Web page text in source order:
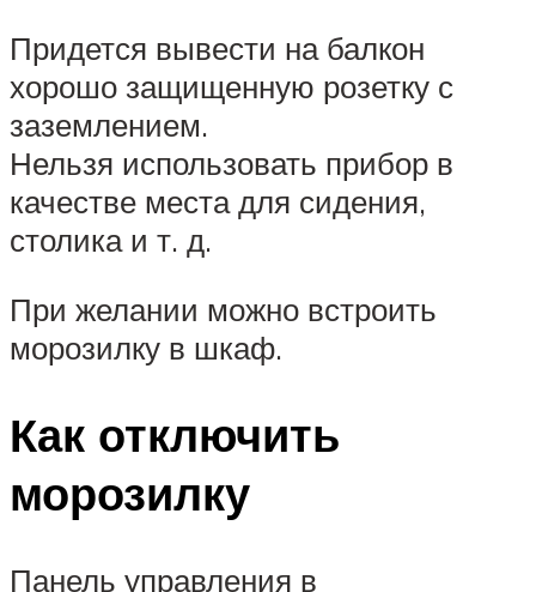
Придется вывести на балкон
хорошо защищенную розетку с
заземлением.
Нельзя использовать прибор в
качестве места для сидения,
столика и т. д.
При желании можно встроить
морозилку в шкаф.
Как отключить
морозилку
Панель управления в